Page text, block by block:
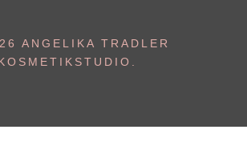
ANGELIKA TRADLER